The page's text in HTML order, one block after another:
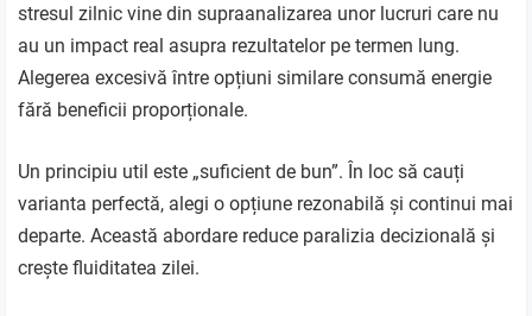
stresul zilnic vine din supraanalizarea unor lucruri care nu
au un impact real asupra rezultatelor pe termen lung.
Alegerea excesivă între opțiuni similare consumă energie
fără beneficii proporționale.
Un principiu util este „suficient de bun”. În loc să cauți
varianta perfectă, alegi o opțiune rezonabilă și continui mai
departe. Această abordare reduce paralizia decizională și
crește fluiditatea zilei.